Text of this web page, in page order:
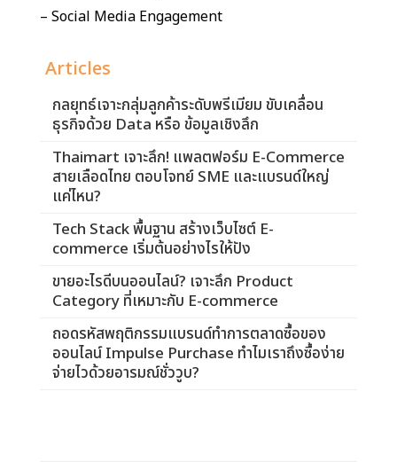
– Social Media Engagement
Articles
กลยุทธ์เจาะกลุ่มลูกค้าระดับพรีเมียม ขับเคลื่อน
ธุรกิจด้วย Data หรือ ข้อมูลเชิงลึก
Thaimart เจาะลึก! แพลตฟอร์ม E-Commerce
สายเลือดไทย ตอบโจทย์ SME และแบรนด์ใหญ่
แค่ไหน?
Tech Stack พื้นฐาน สร้างเว็บไซต์ E-
commerce เริ่มต้นอย่างไรให้ปัง
ขายอะไรดีบนออนไลน์? เจาะลึก Product
Category ที่เหมาะกับ E-commerce
ถอดรหัสพฤติกรรมแบรนด์ทำการตลาดซื้อของ
ออนไลน์ Impulse Purchase ทำไมเราถึงซื้อง่าย
จ่ายไวด้วยอารมณ์ชั่ววูบ?